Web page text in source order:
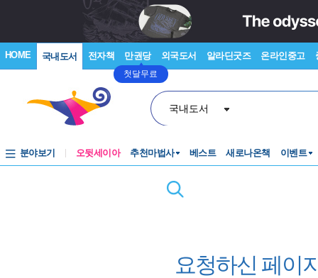
HOME 국내도서 전자책 만권당
첫달무료
외국도서 알라딘굿즈 온라인중고
국내도서
분야보기 오뒷세이아 추천마법사 베스트 새로나온책 이벤트
요청하신 페이